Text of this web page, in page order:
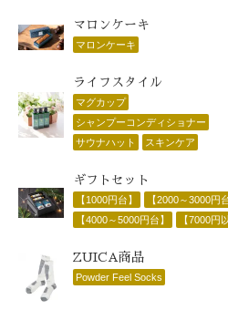
マロンケーキ
マロンケーキ
ライフスタイル
マグカップ
シャンプーコンディショナー
サウナハット
スキンケア
ギフトセット
【1000円台】
【2000～3000円
【4000～5000円台】
【7000円
ZUICA商品
Powder Feel Socks